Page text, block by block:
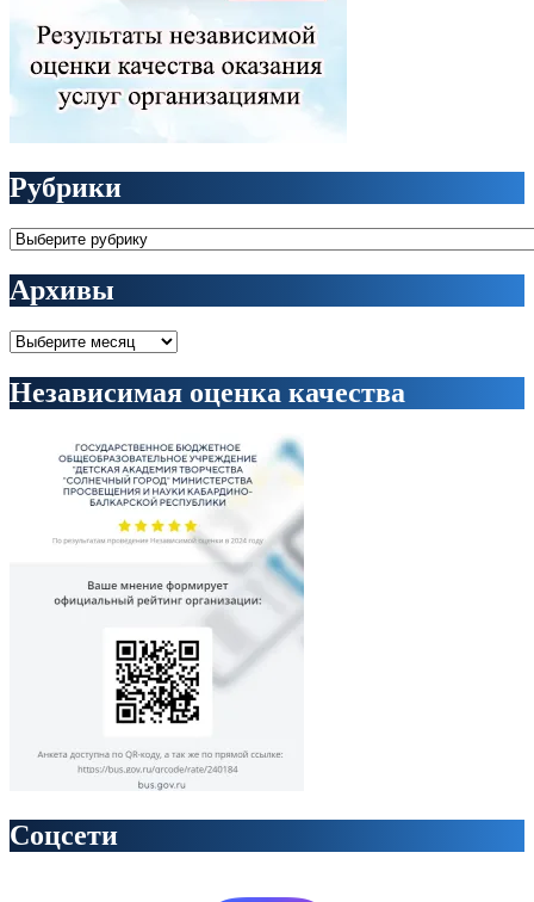
Рубрики
Рубрики
Архивы
Архивы
Независимая оценка качества
Соцсети